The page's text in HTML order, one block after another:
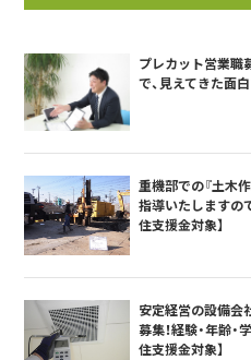
プレカット営業職
で、見えてきた面
重機部での『土木
指導いたしますの
住支援金対象】
安定経営の設備会
募集！経験・年齢
住支援金対象】